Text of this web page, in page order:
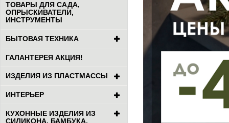
ТОВАРЫ ДЛЯ САДА,
ОПРЫСКИВАТЕЛИ,
ИНСТРУМЕНТЫ
БЫТОВАЯ ТЕХНИКА
ГАЛАНТЕРЕЯ АКЦИЯ!
ИЗДЕЛИЯ ИЗ ПЛАСТМАССЫ
ИНТЕРЬЕР
КУХОННЫЕ ИЗДЕЛИЯ ИЗ
СИЛИКОНА, БАМБУКА,